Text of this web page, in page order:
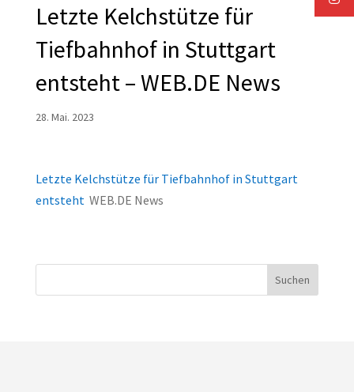
Letzte Kelchstütze für
Tiefbahnhof in Stuttgart
entsteht – WEB.DE News
28. Mai. 2023
Letzte Kelchstütze für Tiefbahnhof in Stuttgart
entsteht WEB.DE News
Suchen